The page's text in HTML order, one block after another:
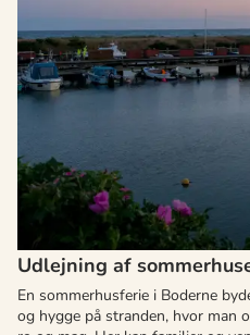
Udlejning af
En sommerhusferie i Boderne
og hygge på stranden, hvor man